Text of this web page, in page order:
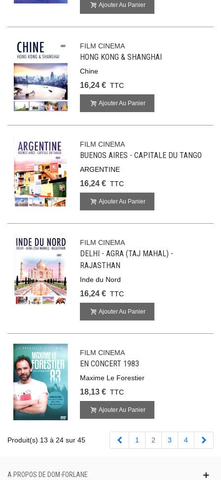
Ajouter Au Panier
FILM CINEMA
HONG KONG & SHANGHAI
Chine
16,24 € TTC
Ajouter Au Panier
FILM CINEMA
BUENOS AIRES - CAPITALE DU TANGO
ARGENTINE
16,24 € TTC
Ajouter Au Panier
FILM CINEMA
DELHI - AGRA (TAJ MAHAL) -
RAJASTHAN
Inde du Nord
16,24 € TTC
Ajouter Au Panier
FILM CINEMA
EN CONCERT 1983
Maxime Le Forestier
18,13 € TTC
Ajouter Au Panier
Produit(s) 13 à 24 sur 45 Précédent
1 2 3 4
A PROPOS DE DOM-FORLANE